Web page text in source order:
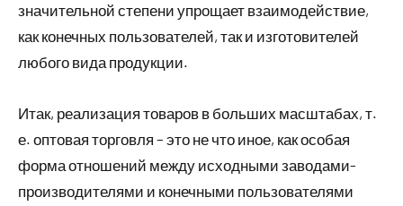
значительной степени упрощает взаимодействие,
как конечных пользователей, так и изготовителей
любого вида продукции.
Итак, реализация товаров в больших масштабах, т.
е. оптовая торговля – это не что иное, как особая
форма отношений между исходными заводами-
производителями и конечными пользователями